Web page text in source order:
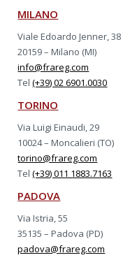
MILANO
Viale Edoardo Jenner, 38
20159 – Milano (MI)
info@frareg.com
Tel(+39) 02 6901.0030
TORINO
Via Luigi Einaudi, 29
10024 – Moncalieri (TO)
torino@frareg.com
Tel(+39) 011 1883.7163
PADOVA
Via Istria, 55
35135 – Padova (PD)
padova@frareg.com